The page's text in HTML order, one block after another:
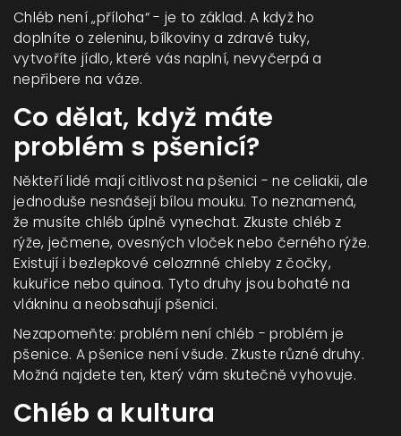
Chléb není „příloha“ - je to základ. A když ho
doplníte o zeleninu, bílkoviny a zdravé tuky,
vytvoříte jídlo, které vás naplní, nevyčerpá a
nepřibere na váze.
Co dělat, když máte
problém s pšenicí?
Někteří lidé mají citlivost na pšenici - ne celiakii, ale
jednoduše nesnášejí bílou mouku. To neznamená,
že musíte chléb úplně vynechat. Zkuste chléb z
rýže, ječmene, ovesných vloček nebo černého rýže.
Existují i bezlepkové celozrnné chleby z čočky,
kukuřice nebo quinoa. Tyto druhy jsou bohaté na
vlákninu a neobsahují pšenici.
Nezapomeňte: problém není chléb - problém je
pšenice. A pšenice není všude. Zkuste různé druhy.
Možná najdete ten, který vám skutečně vyhovuje.
Chléb a kultura